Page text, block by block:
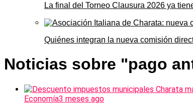
La final del Torneo Clausura 2026 ya
Quiénes integran la nueva comisión
Noticias sobre "pago
Economía3 meses ago